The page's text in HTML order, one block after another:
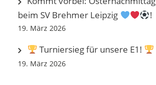
beim SV Brehmer Leipzig
!
19. März 2026
Turniersieg für unsere E1!
19. März 2026